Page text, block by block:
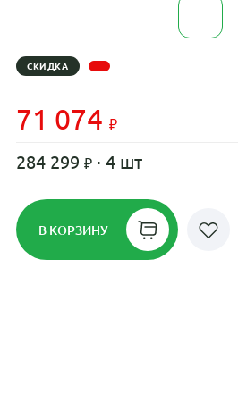
СКИДКА
71 074
284 299 · 4 шт
В КОРЗИНУ